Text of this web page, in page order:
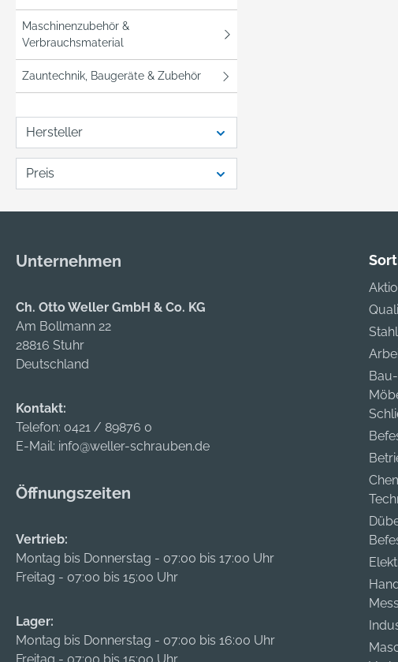
Maschinenzubehör &
Verbrauchsmaterial
Zauntechnik, Baugeräte & Zubehör
Hersteller
Preis
Unternehmen
Ch. Otto Weller GmbH & Co. KG
Am Bollmann 22
28816 Stuhr
Deutschland
Kontakt:
Telefon: 0421 / 89876 0
E-Mail: info@weller-schrauben.de
Öffnungszeiten
Vertrieb:
Montag bis Donnerstag - 07:00 bis 17:00 Uhr
Freitag - 07:00 bis 15:00 Uhr
Lager:
Montag bis Donnerstag - 07:00 bis 16:00 Uhr